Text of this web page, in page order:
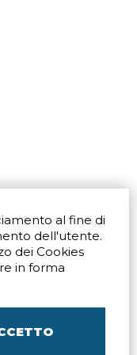
al fine di
dell'utente.
dei Cookies
in forma